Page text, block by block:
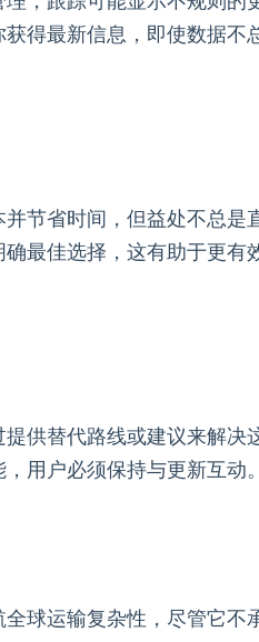
得最新信息，即使数据
节省时间，但益处不总
最佳选择，这有助于更
供替代路线或建议来解
用户必须保持与更新互
球运输复杂性，尽管它